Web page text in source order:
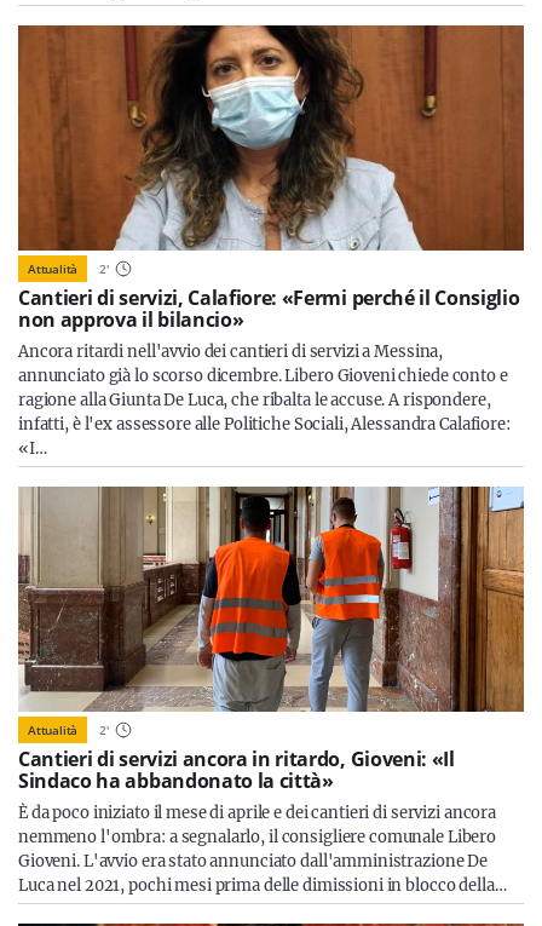
Attualità 2'
Cantieri di servizi, Calafiore: «Fermi perché il Consiglio
non approva il bilancio»
Ancora ritardi nell'avvio dei cantieri di servizi a Messina,
annunciato già lo scorso dicembre. Libero Gioveni chiede conto e
ragione alla Giunta De Luca, che ribalta le accuse. A rispondere,
infatti, è l'ex assessore alle Politiche Sociali, Alessandra Calafiore:
«I…
Attualità 2'
Cantieri di servizi ancora in ritardo, Gioveni: «Il
Sindaco ha abbandonato la città»
È da poco iniziato il mese di aprile e dei cantieri di servizi ancora
nemmeno l'ombra: a segnalarlo, il consigliere comunale Libero
Gioveni. L'avvio era stato annunciato dall'amministrazione De
Luca nel 2021, pochi mesi prima delle dimissioni in blocco della…